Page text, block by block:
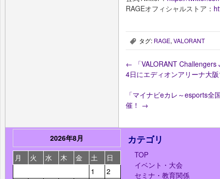
RAGEオフィシャルストア：
, タグ: RAGE, VALORANT
← 「VALORANT
4日にエディオンアリーナ大
「マイナビeカレ～esports
催！ →
2026年8月
月
火 水 木 金 土
日
1
2
カテゴリ
TOP
イベント・大会
セミナ・教育関係